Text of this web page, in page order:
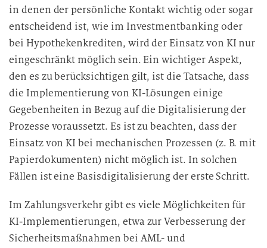
in denen der persönliche Kontakt wichtig oder sogar
entscheidend ist, wie im Investmentbanking oder
bei Hypothekenkrediten, wird der Einsatz von KI nur
eingeschränkt möglich sein. Ein wichtiger Aspekt,
den es zu berücksichtigen gilt, ist die Tatsache, dass
die Implementierung von KI-Lösungen einige
Gegebenheiten in Bezug auf die Digitalisierung der
Prozesse voraussetzt. Es ist zu beachten, dass der
Einsatz von KI bei mechanischen Prozessen (z. B. mit
Papierdokumenten) nicht möglich ist. In solchen
Fällen ist eine Basisdigitalisierung der erste Schritt.
Im Zahlungsverkehr gibt es viele Möglichkeiten für
KI-Implementierungen, etwa zur Verbesserung der
Sicherheitsmaßnahmen bei AML- und